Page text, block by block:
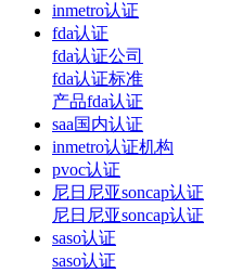
inmetro认证
fda认证
fda认证公司
fda认证标准
产品fda认证
saa国内认证
inmetro认证机构
pvoc认证
尼日尼亚soncap认证
尼日尼亚soncap认证
saso认证
saso认证